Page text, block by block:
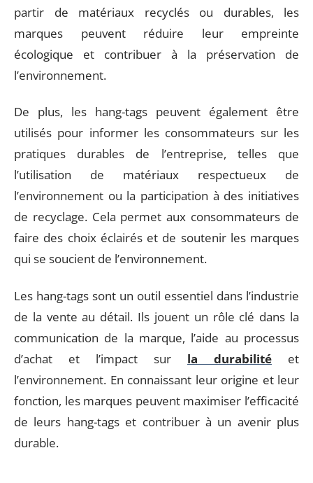
partir de matériaux recyclés ou durables, les
marques peuvent réduire leur empreinte
écologique et contribuer à la préservation de
l’environnement.
De plus, les hang-tags peuvent également être
utilisés pour informer les consommateurs sur les
pratiques durables de l’entreprise, telles que
l’utilisation de matériaux respectueux de
l’environnement ou la participation à des initiatives
de recyclage. Cela permet aux consommateurs de
faire des choix éclairés et de soutenir les marques
qui se soucient de l’environnement.
Les hang-tags sont un outil essentiel dans l’industrie
de la vente au détail. Ils jouent un rôle clé dans la
communication de la marque, l’aide au processus
d’achat et l’impact sur la durabilité et
l’environnement. En connaissant leur origine et leur
fonction, les marques peuvent maximiser l’efficacité
de leurs hang-tags et contribuer à un avenir plus
durable.